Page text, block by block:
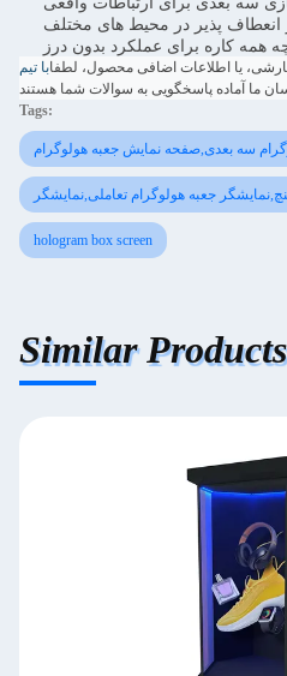
انعطاف پذیر در محیط های مختلف
همه کاره برای عملکرد بدون درز
یا اطلاعات اضافی محصول، لطفابا تیم
Tags:
سه بعدی,صفحه نمایش جعبه هولوگرام
hologram box screen
Similar Products